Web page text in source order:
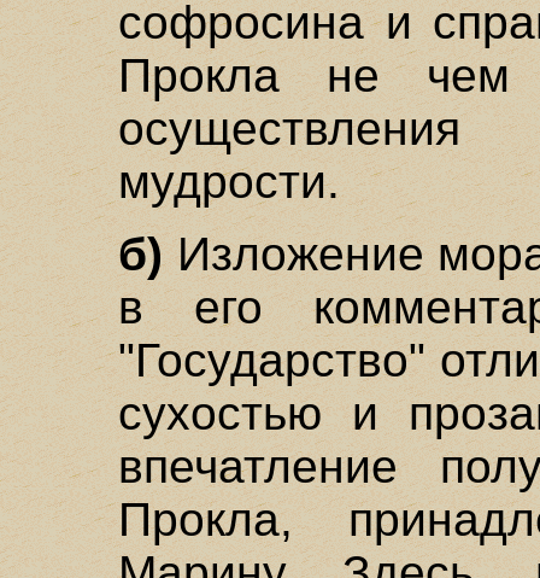
софросина и
Прокла не
мудрости.
б)Изложение
в его
"Государство"
сухостью и
впечатление
Прокла,